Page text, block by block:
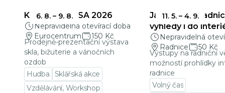
6. 8. – 9. 8.
KŘEHKÁ KRÁSA 2026
Nepravidelná otevírací doba
Eurocentrum
150 Kč
Prodejně-prezentační výstava
skla, bižuterie a vánočních
ozdob
Hudba
Sklářská akce
Vzdělávání, Workshop
11. 5. – 4. 9.
Jablonecká
výhledy i do
Nepravidelná
Radnice
50 Kč
Výstupy na radniční
možností prohlídky
radnice
Volný čas